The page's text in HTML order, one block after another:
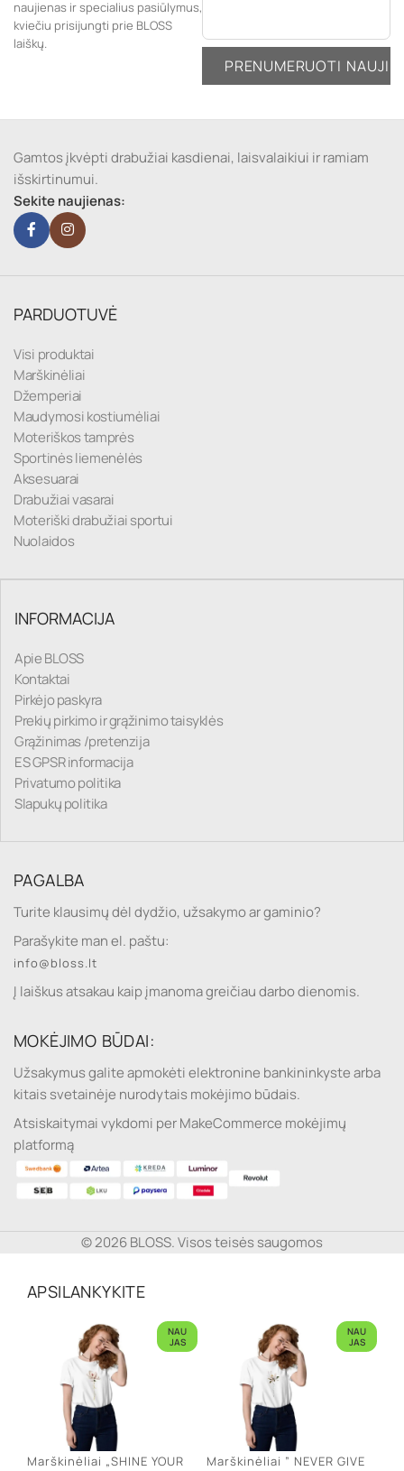
naujienas ir specialius pasiūlymus,
kviečiu prisijungti prie BLOSS
laiškų.
Gamtos įkvėpti drabužiai kasdienai, laisvalaikiui ir ramiam
išskirtinumui.
Sekite naujienas:
PARDUOTUVĖ
Visi produktai
Marškinėliai
Džemperiai
Maudymosi kostiumėliai
Moteriškos tamprės
Sportinės liemenėlės
Aksesuarai
Drabužiai vasarai
Moteriški drabužiai sportui
Nuolaidos
INFORMACIJA
Apie BLOSS
Kontaktai
Pirkėjo paskyra
Prekių pirkimo ir grąžinimo taisyklės
Grąžinimas /pretenzija
ES GPSR informacija
Privatumo politika
Slapukų politika
PAGALBA
Turite klausimų dėl dydžio, užsakymo ar gaminio?
Parašykite man el. paštu:
info@bloss.lt
Į laiškus atsakau kaip įmanoma greičiau darbo dienomis.
MOKĖJIMO BŪDAI:
Užsakymus galite apmokėti elektronine bankininkyste arba
kitais svetainėje nurodytais mokėjimo būdais.
Atsiskaitymai vykdomi per MakeCommerce mokėjimų
platformą
© 2026 BLOSS. Visos teisės saugomos
APSILANKYKITE
NAU
JAS
Marškinėliai „SHINE YOUR
NAU
JAS
Marškinėliai ” NEVER GIVE